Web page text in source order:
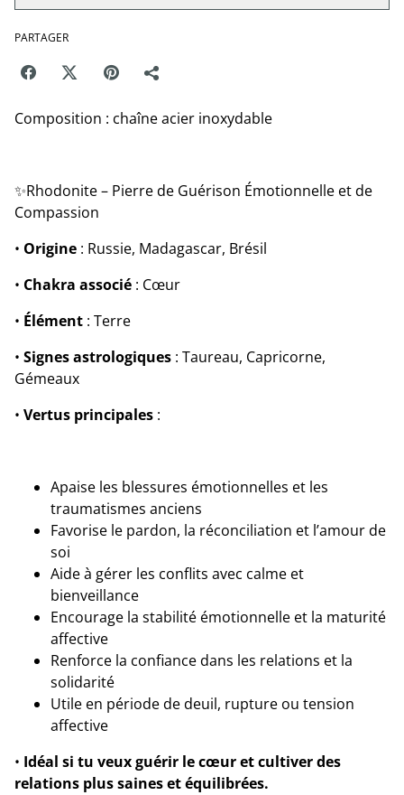
PARTAGER
Composition : chaîne acier inoxydable
✨Rhodonite – Pierre de Guérison Émotionnelle et de
Compassion
• Origine : Russie, Madagascar, Brésil
• Chakra associé : Cœur
• Élément : Terre
• Signes astrologiques : Taureau, Capricorne,
Gémeaux
• Vertus principales :
Apaise les blessures émotionnelles et les
traumatismes anciens
Favorise le pardon, la réconciliation et l’amour de
soi
Aide à gérer les conflits avec calme et
bienveillance
Encourage la stabilité émotionnelle et la maturité
affective
Renforce la confiance dans les relations et la
solidarité
Utile en période de deuil, rupture ou tension
affective
• Idéal si tu veux guérir le cœur et cultiver des
relations plus saines et équilibrées.